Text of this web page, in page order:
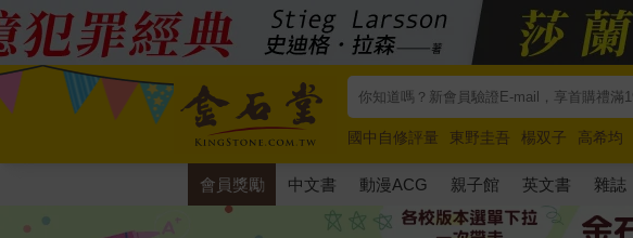
國中自修評量 東野圭吾 楊双子 高希均
唯紅花綻放
奧德賽 路邊攤新作 馬斯克
會員獎勵 中文書 動漫ACG 親子館 英文書 雜誌